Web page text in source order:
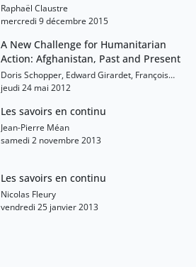
Raphaël Claustre
mercredi 9 décembre 2015
A New Challenge for Humanitarian
Action: Afghanistan, Past and Present
Doris Schopper, Edward Girardet, François
Grunewald, Gilles Carbonnier
jeudi 24 mai 2012
Les savoirs en continu
Jean-Pierre Méan
samedi 2 novembre 2013
Les savoirs en continu
Nicolas Fleury
vendredi 25 janvier 2013